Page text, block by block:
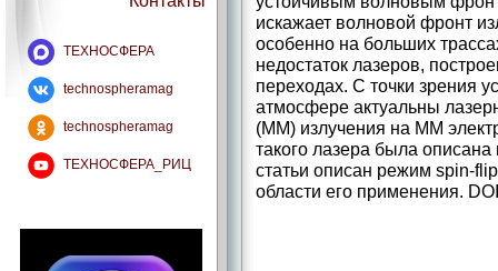
ТЕХНОСФЕРА
technospheramag
technospheramag
ТЕХНОСФЕРА_РИЦ
искажает волновой фронт
особенно на больших
недостаток лазеров,
переходах. С точки зрения
атмосфере актуальны
(ММ) излучения на ММ
такого лазера была описана
статьи описан режим spin-
области его применения.